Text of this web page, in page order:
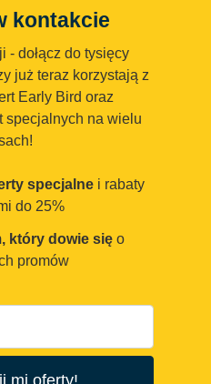
kontakcie
- dołącz do tysięcy
już teraz korzystają z
Early Bird oraz
specjalnych na wielu
specjalne i rabaty
do 25%
który dowie się o
promów
mi oferty!